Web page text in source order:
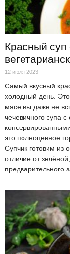
Красный суп
12 июля 2023
Самый вкусный
холодный день.
мясе вы даже не
чечевичного супа
это полноценное
Супчик готовим из
отличие от
предварительного